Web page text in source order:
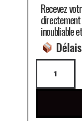
Recevez
inoubliable